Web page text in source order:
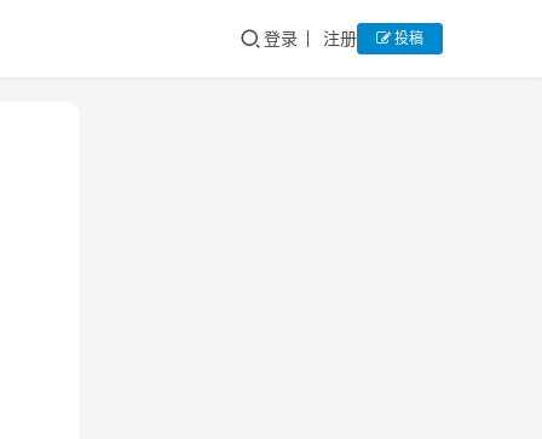
登录 注册 投稿